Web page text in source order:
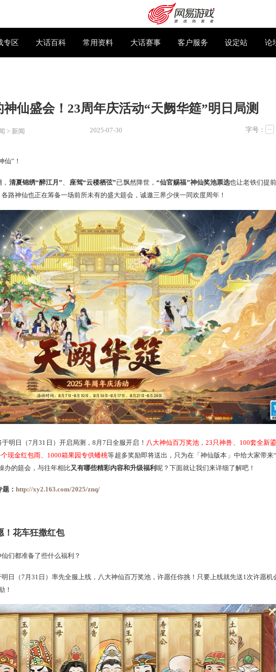
购卡充值 客服中心
官网
有的神仙盛会！23周年庆活动“天阙华
的很“神仙”！
仙气爆棚， 清夏锦绣“醉江月” 、 座驾“云楼栖弦”已飘然降世，“仙官赐福”神
宫之上，各路神仙也正在筹备一场前所未有的盛大筵会，诚邀三界少侠一同
阙华筵”将于明日（7月31日）开启局测，8月7日全服开启！
仙们亲自操办的筵会，与
阙华筵
就能许愿！花车狂撒红包
动，瞧瞧神仙们都准备了些什么福利？